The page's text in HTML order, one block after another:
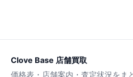
Clove Base 店舗買取
価格表・店舗案内・査定状況をま